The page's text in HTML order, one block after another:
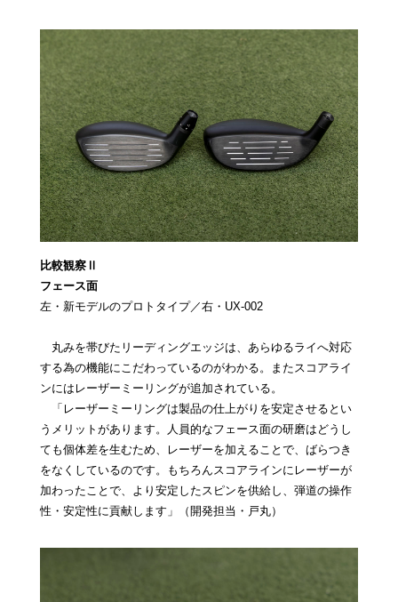
比較観察Ⅱ
フェース面
左・新モデルのプロトタイプ／右・UX-002
丸みを帯びたリーディングエッジは、あらゆるライへ対応
する為の機能にこだわっているのがわかる。またスコアライ
ンにはレーザーミーリングが追加されている。
「レーザーミーリングは製品の仕上がりを安定させるとい
うメリットがあります。人員的なフェース面の研磨はどうし
ても個体差を生むため、レーザーを加えることで、ばらつき
をなくしているのです。もちろんスコアラインにレーザーが
加わったことで、より安定したスピンを供給し、弾道の操作
性・安定性に貢献します」（開発担当・戸丸）